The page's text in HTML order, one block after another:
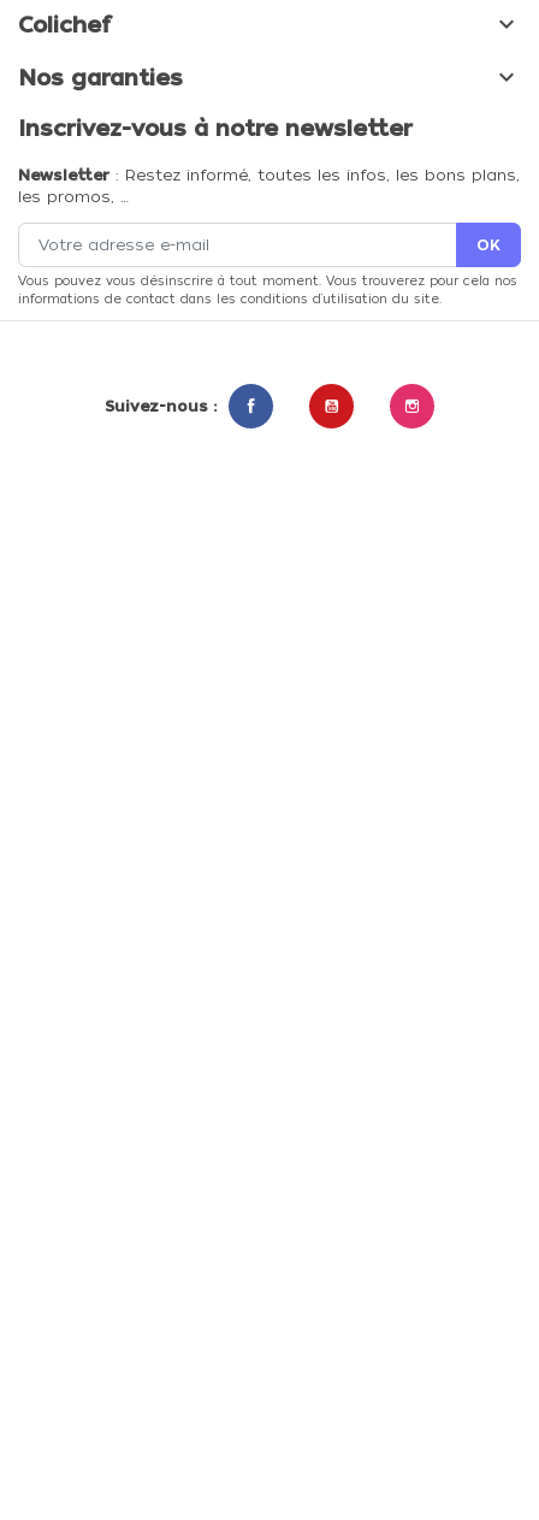
Colichef 
Nos garanties 
Inscrivez-vous à notre newsletter
Newsletter : Restez informé, toutes les infos, les bons plans,
les promos, …
Vous pouvez vous désinscrire à tout moment. Vous trouverez pour cela nos
informations de contact dans les conditions d'utilisation du site.
Suivez-nous :
FacebookYouTubeInstagram